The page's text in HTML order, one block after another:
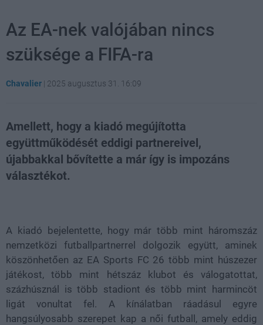
Az EA-nek valójában nincs
szüksége a FIFA-ra
Chavalier | 2025 augusztus 31. 16:09
Amellett, hogy a kiadó megújította
együttműködését eddigi partnereivel,
újabbakkal bővítette a már így is impozáns
választékot.
A kiadó bejelentette, hogy már több mint háromszáz
nemzetközi futballpartnerrel dolgozik együtt, aminek
köszönhetően az EA Sports FC 26 több mint húszezer
játékost, több mint hétszáz klubot és válogatottat,
százhúsznál is több stadiont és több mint harmincöt
ligát vonultat fel. A kínálatban ráadásul egyre
hangsúlyosabb szerepet kap a női futball, amely eddig